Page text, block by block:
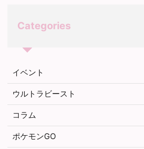
Categories
イベント
ウルトラビースト
コラム
ポケモンGO